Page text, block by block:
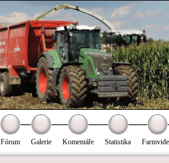
Fórum Galerie Komentáře Statistika